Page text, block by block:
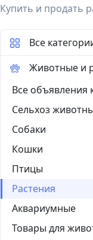
Купить и продать
Все
Животные и
Все объявления
Сельхоз
Собаки
Кошки
Птицы
Растения
Аквариумные
Товары для